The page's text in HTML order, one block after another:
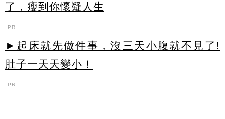
了，瘦到你懷疑人生
PR
►起床就先做件事，沒三天小腹就不見了!
肚子一天天變小！
PR